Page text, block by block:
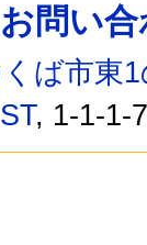
問い
ば市東
, 1-1-1-